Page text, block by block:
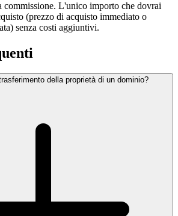
commissione. L'unico importo che dovrai
(prezzo di acquisto immediato o
senza costi aggiuntivi.
della proprietà di un dominio?